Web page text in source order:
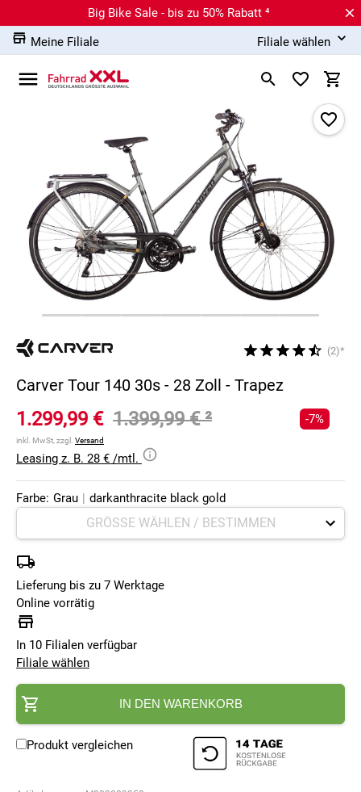
Big Bike Sale - bis zu 50% Rabatt ⁴
Meine Filiale
Filiale wählen
(2)*
Carver Tour 140 30s - 28 Zoll - Trapez
1.299,99 € 1.399,99 €²
inkl. MwSt, zzgl. Versand
-7%
Leasing z. B. 28 € /mtl.
Farbe: Grau | darkanthracite black gold
Lieferung bis zu 7 Werktage
Online vorrätig
In 10 Filialen verfügbar
Filiale wählen
IN DEN WARENKORB
Produkt vergleichen